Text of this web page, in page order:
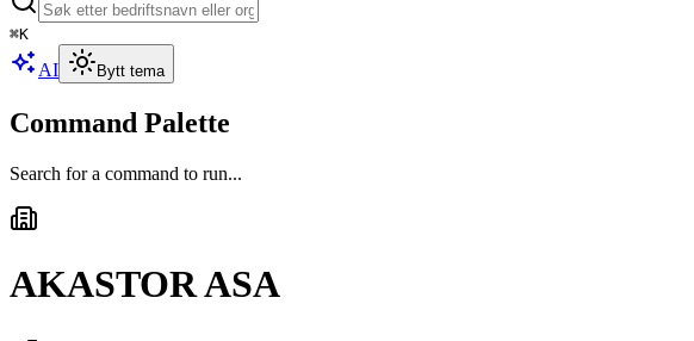
⌘K
AI Bytt tema
Command Palette
Search for a command to run...
AKASTOR ASA